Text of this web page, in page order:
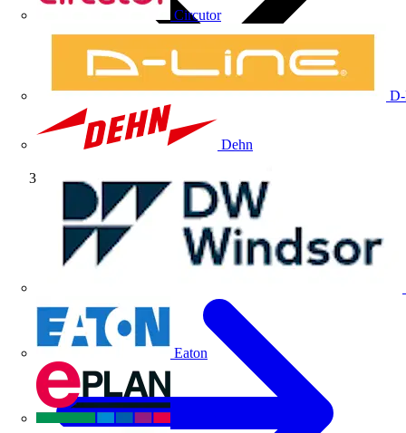
Circutor
Dehn
Eaton
Artículos técnicos